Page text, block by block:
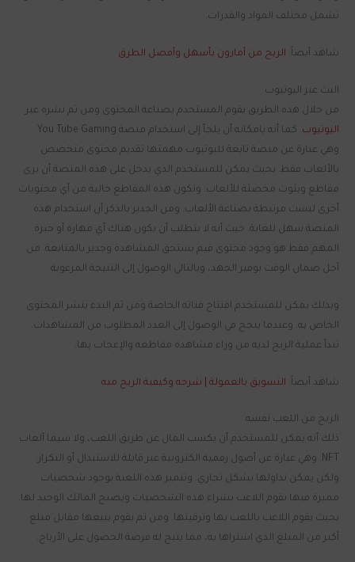
تشمل مختلف المواد والقدرات.
شاهد أيضاً: الربح من أمازون بأسهل وأفضل الطرق
البث عبر اليوتيوب
من خلال هذه الطريق يقوم المستخدم بصناعة المحتوى ومن ثم نشره عبر
اليوتيوب
وهي عبارة عن منصة تابعة لليوتيوب مهمتها تقديم محتوى متخصص
بالألعاب فقط. بحيث يمكن للمستخدم الذي يدخل على هذه المنصة أن يرى
مقاطع وبثوث مخصثة للألعاب. وتكون هذه المقاطع خالية من أي محتويات
أخرى ليست مرتبطة بصناعة الألعاب. ومن الجدير بالذكر أن استخدام هذه
المنصة سهل للغاية. حيث أنه لا يتطلب أن يكون هناك أي مهارة أو خبرة.
المهم فقط هو وجود محتوى قيم يستحق المشاهدة وجدير بالمتابعة. من
أجل ضمان الوقت توفير الجهد، وبالتالي الوصول إلى النتيجة المرغوبة.
وبذلك يمكن للمستخدم افتتاح قناته الخاصة ومن ثم البدء بنشر المحتوى
الخاص به. وعندما ينجح في الوصول إلى العدد المطلوب من المشاهدات.
تبدأ عملية الربح لديه من وراء مشاهدة مقاطعه والإعجاب بها.
شاهد أيضاً: التسويق بالعمولة | شرحه وكيفية الربح منه
الربح من اللعب نفسه
ذلك أنه يمكن للمستخدم أن يكسب المال عن طريق اللعب، ولا سيما ألعاب
NFT. وهي عبارة عن أصول رقمية الكترونية غير قابلة للاستبدال أو التكرار.
ولكن يمكن تداولها بشكل تجاري. وتتميز هذه اللعبة بوجود شخصيات
مميزة فيها يقوم اللاعب بشراء هذه الشخصيات ويصبح المالك الوحيد لها.
بحيث يقوم اللاعب باللعب بها وترقيتها. ومن ثم يقوم ببيعها مقابل مبلغ
أكبر من المبلغ الذي اشتراها به، مما يتيح له فرصة الحصول على الأرباح.